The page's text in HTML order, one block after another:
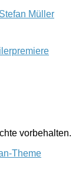
Müller
vorbehalten.
Theme